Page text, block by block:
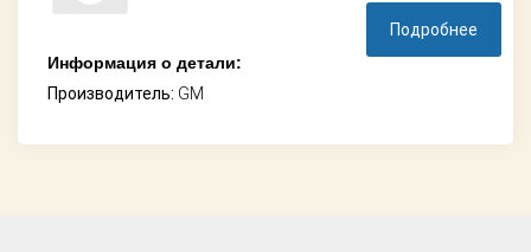
Информация о детали:
Производитель: GM
Подробнее